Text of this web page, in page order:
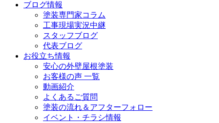
ブログ情報
塗装専門家コラム
工事現場実況中継
スタッフブログ
代表ブログ
お役立ち情報
安心の外壁屋根塗装
お客様の声 一覧
動画紹介
よくあるご質問
塗装の流れ＆アフターフォロー
イベント・チラシ情報